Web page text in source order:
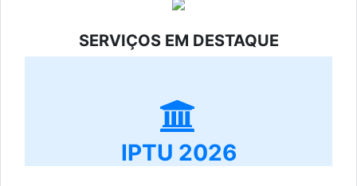
SERVIÇOS EM DESTAQUE
IPTU 2026